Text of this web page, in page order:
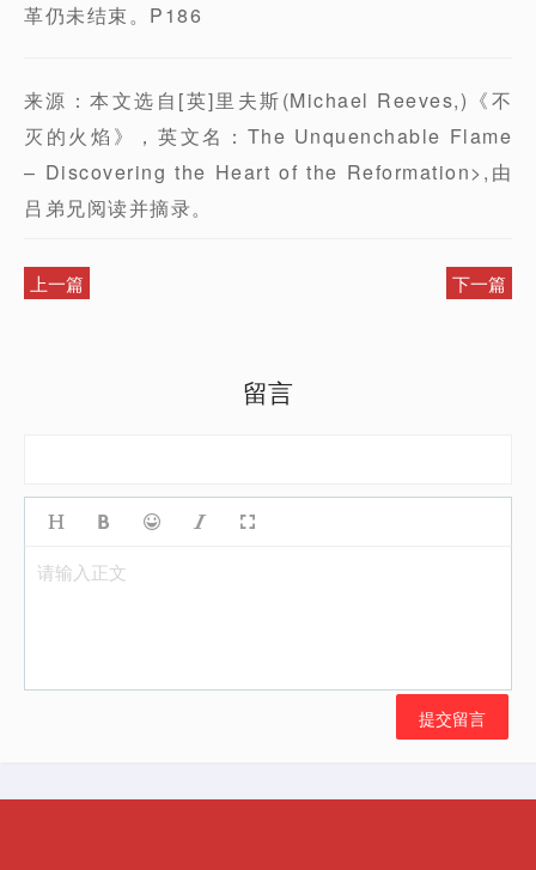
革仍未结束。P186
来源：本文选自[英]里夫斯(Michael Reeves,)《不
灭的火焰》，英文名：The Unquenchable Flame
– Discovering the Heart of the Reformation>,由
吕弟兄阅读并摘录。
上一篇 下一篇
留言
请输入正文
提交留言